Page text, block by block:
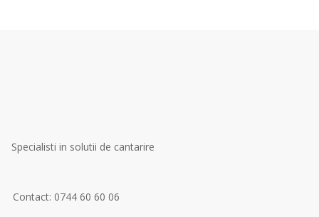
Specialisti in solutii de cantarire
Contact: 0744 60 60 06